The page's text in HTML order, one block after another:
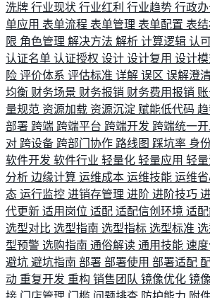
洗牌 行业现状 行业红利 行业趋势 行政
单应用 表单流程 表单管理 表单配置 表
限 角色管理 解决方法 解析 计算逻辑 认
认证名单 认证授权 设计 设计复用 设计
险 评价体系 评估标准 详解 误区 误解澄
均衡 财务场景 财务报销 财务费用报销
量规范 资源加载 资源沉淀 赋能低代码
部署 跨端 跨端平台 跨端开发 跨端统一
对 跨设备 跨部门协作 路线图 踩坑率 身
软件开发 软件行业 轻量化 轻量应用 轻
分析 边缘计算 运维成本 运维技能 运维
态 运行监控 进销存管理 进阶 进阶技巧
代更新 适用岗位 适配 适配信创环境 适
选型对比 选型指南 选型指标 选型标准
型预警 选购指南 通俗解读 通用技能 速
避坑 避坑指南 部署 部署使用 部署适配
动 重复开发 重构 销售团队 镜像优化 镜